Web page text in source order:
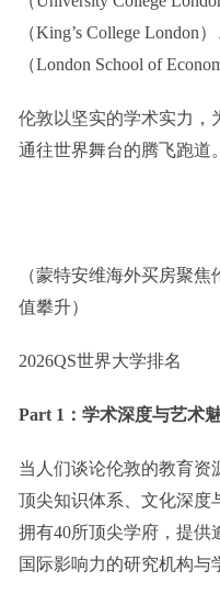
（King’s College London
（London School of
伦敦以坚实的学术实力，
通往世界舞台的腾飞跑道。
（蒙特安维海外买房聚
值攀升）
2026QS世界大学排名
Part 1：学术深度与艺术
当人们谈论伦敦的教育资
顶尖知识体系、文化深度
拥有40所顶尖学府，提供
国际影响力的研究机构与